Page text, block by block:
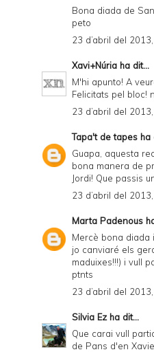
Bona diada de
peto
23 d’abril del
Xavi+Núria ha dit...
M'hi apunto! A
Felicitats pel bloc!
23 d’abril del
Tapa't de tapes ha
Guapa, aquesta
bona manera de
Jordi! Que passis
23 d’abril del
Marta Padenous
Mercè bona diada
jo canviaré els
maduixes!!!) i vull
ptnts
23 d’abril del
Silvia Ez ha dit...
Que carai vull
de Pans d'en